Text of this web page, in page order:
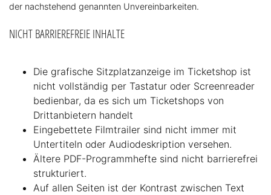
der nachstehend genannten Unvereinbarkeiten.
NICHT BARRIEREFREIE INHALTE
Die grafische Sitzplatzanzeige im Ticketshop ist
nicht vollständig per Tastatur oder Screenreader
bedienbar, da es sich um Ticketshops von
Drittanbietern handelt
Eingebettete Filmtrailer sind nicht immer mit
Untertiteln oder Audiodeskription versehen.
Ältere PDF-Programmhefte sind nicht barrierefrei
strukturiert.
Auf allen Seiten ist der Kontrast zwischen Text